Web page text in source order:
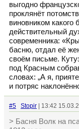
выгодно
проклянёт
виновником
действительный
современника:
басню, отдал её
своём письме.
под Красным
словах: „А я,
и потряс
#5 Stopir | 13:42
> Басня Волк на